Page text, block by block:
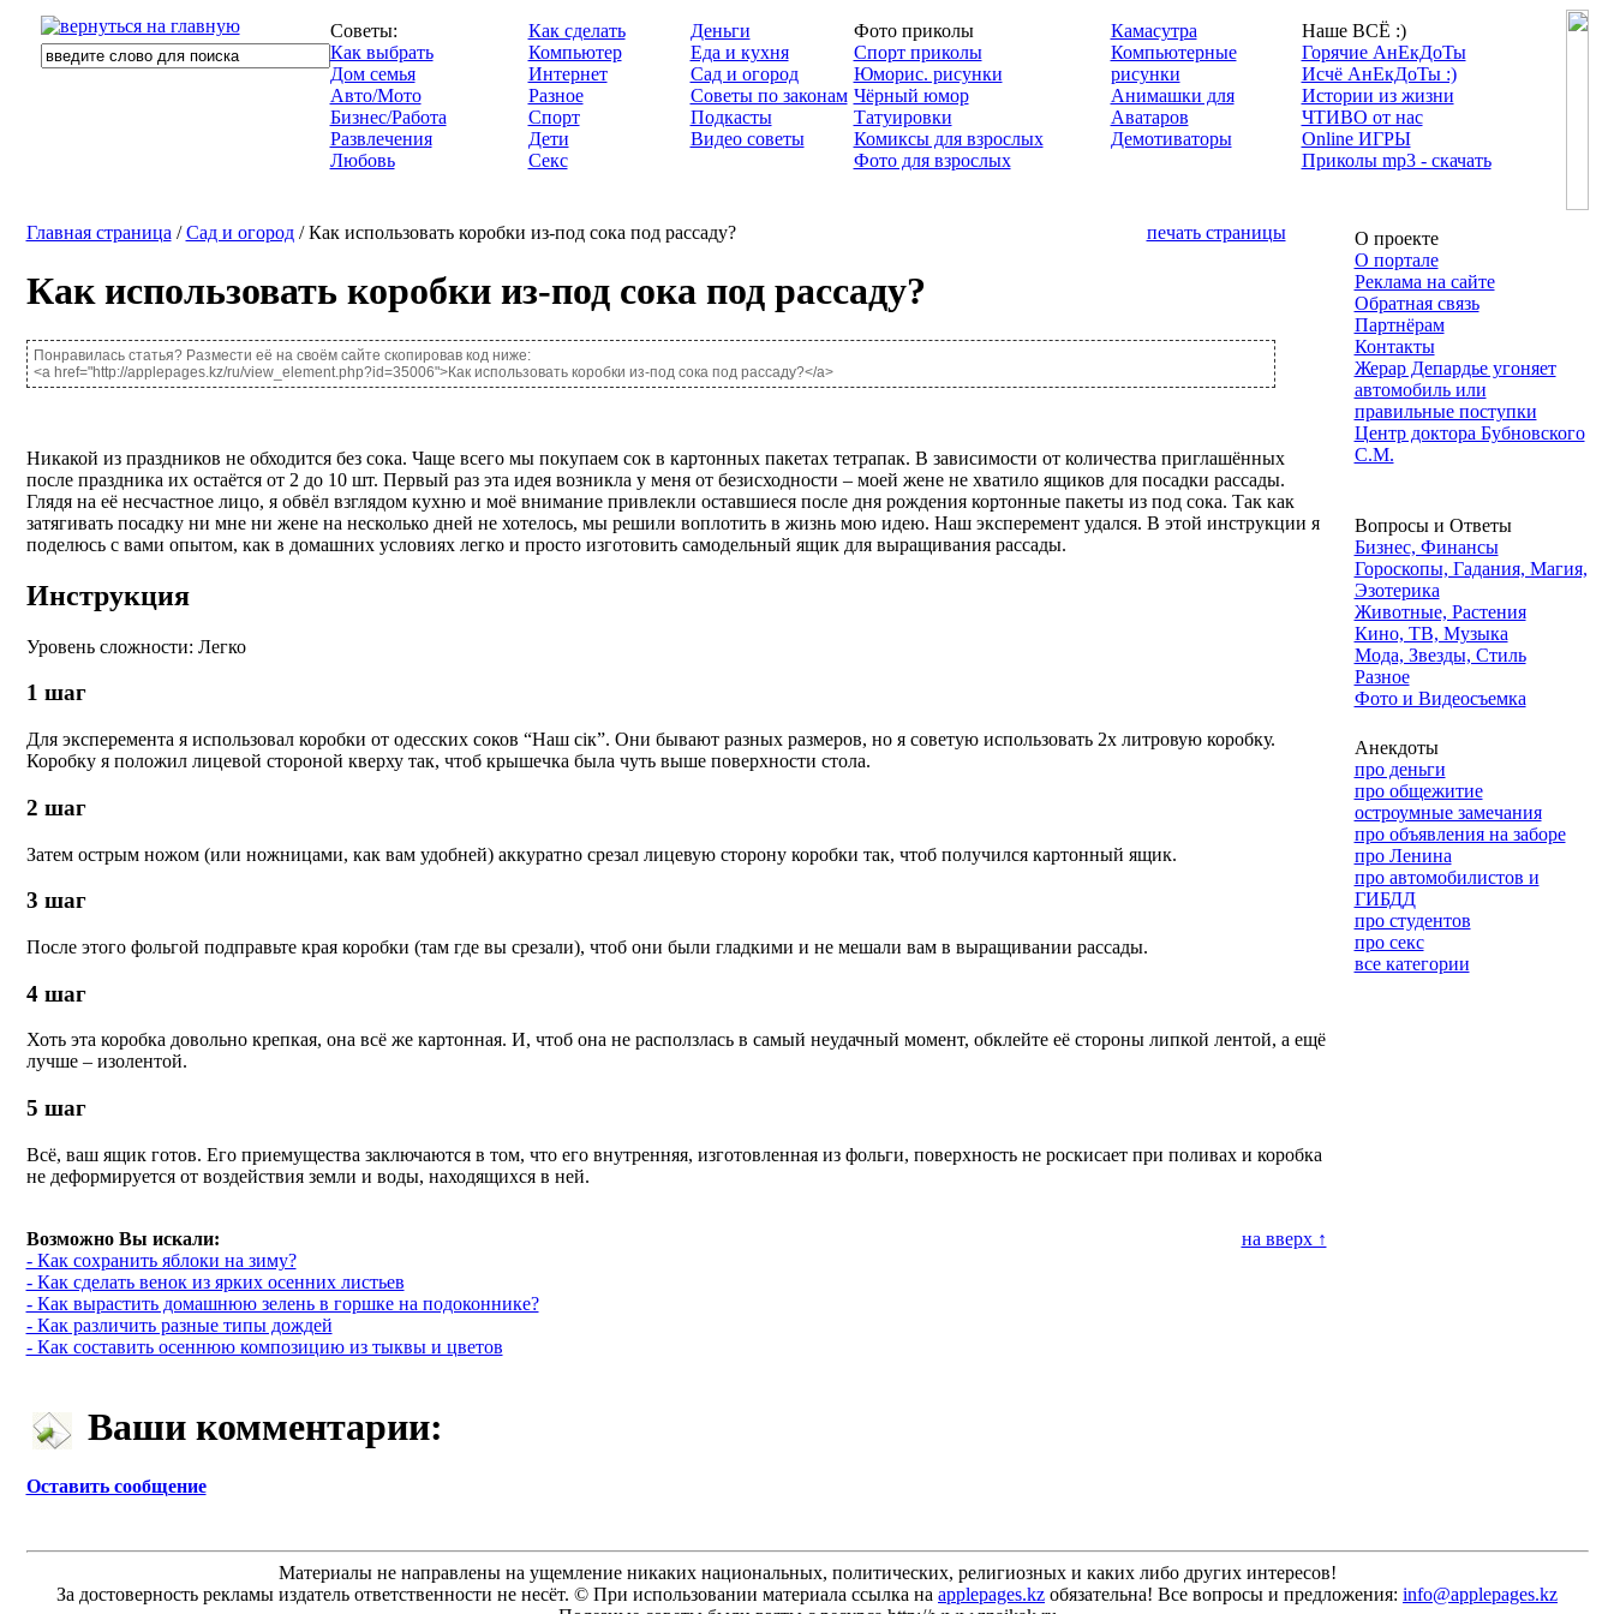
Советы:
Как выбрать
Дом семья
Авто/Мото
Бизнес/Работа
Развлечения
Любовь
Как сделать
Компьютер
Интернет
Разное
Спорт
Дети
Секс
Деньги
Еда и кухня
Сад и огород
Советы по законам
Подкасты
Видео советы
Фото приколы
Спорт приколы
Юморис. рисунки
Чёрный юмор
Татуировки
Комиксы для взрослых
Фото для взрослых
Камасутра
Компьютерные
рисунки
Анимашки для
Аватаров
Демотиваторы
Наше ВСЁ :)
Горячие АнЕкДоТы
Исчё АнЕкДоТы :)
Истории из жизни
ЧТИВО от нас
Online ИГРЫ
Приколы mp3 - скачать
Главная страница /Сад и огород/ Как использовать коробки из-под сока под рассаду? печать страницы
Как использовать коробки из-под сока под рассаду?
Понравилась статья? Размести её на своём сайте скопировав код ниже:
<a href="http://applepages.kz/ru/view_element.php?id=35006">Как использовать коробки из-под сока под рассаду?</a>
Никакой из праздников не обходится без сока. Чаще всего мы покупаем сок в картонных пакетах тетрапак. В зависимости от количества приглашённых
после праздника их остаётся от 2 до 10 шт. Первый раз эта идея возникла у меня от безисходности – моей жене не хватило ящиков для посадки рассады.
Глядя на её несчастное лицо, я обвёл взглядом кухню и моё внимание привлекли оставшиеся после дня рождения кортонные пакеты из под сока. Так как
затягивать посадку ни мне ни жене на несколько дней не хотелось, мы решили воплотить в жизнь мою идею. Наш эксперемент удался. В этой инструкции я
поделюсь с вами опытом, как в домашних условиях легко и просто изготовить самодельный ящик для выращивания рассады.
Инструкция
Уровень сложности: Легко
1 шаг
Для эксперемента я использовал коробки от одесских соков “Наш сік”. Они бывают разных размеров, но я советую использовать 2х литровую коробку.
Коробку я положил лицевой стороной кверху так, чтоб крышечка была чуть выше поверхности стола.
2 шаг
Затем острым ножом (или ножницами, как вам удобней) аккуратно срезал лицевую сторону коробки так, чтоб получился картонный ящик.
3 шаг
После этого фольгой подправьте края коробки (там где вы срезали), чтоб они были гладкими и не мешали вам в выращивании рассады.
4шаг
Хоть эта коробка довольно крепкая, она всё же картонная. И, чтоб она не расползлась в самый неудачный момент, обклейте её стороны липкой лентой, а ещё
лучше – изолентой.
5 шаг
Всё, ваш ящик готов. Его приемущества заключаются в том, что его внутренняя, изготовленная из фольги, поверхность не роскисает при поливах и коробка
не деформируется от воздействия земли и воды, находящихся в ней.
Возможно Вы искали:
- Как сохранить яблоки на зиму?
- Как сделать венок из ярких осенних листьев
- Как вырастить домашнюю зелень в горшке на подоконнике?
- Как различить разные типы дождей
- Как составить осеннюю композицию из тыквы и цветов
на вверх ↑
Ваши комментарии:
Оставить сообщение
О проекте
О портале
Реклама на сайте
Обратная связь
Партнёрам
Контакты
Жерар Депардье угоняет
автомобиль или
правильные поступки
Центр доктора Бубновского
С.М.
Вопросы и Ответы
Бизнес, Финансы
Гороскопы, Гадания, Магия,
Эзотерика
Животные, Растения
Кино, ТВ, Музыка
Мода, Звезды, Стиль
Разное
Фото и Видеосъемка
Анекдоты
про деньги
про общежитие
остроумные замечания
про объявления на заборе
про Ленина
про автомобилистов и
ГИБДД
про студентов
про секс
все категории
Материалы не направлены на ущемление никаких национальных, политических, религиозных и каких либо других интересов!
За достоверность рекламы издатель ответственности не несёт. © При использовании материала ссылка на applepages.kz обязательна! Все вопросы и предложения: info@applepages.kz